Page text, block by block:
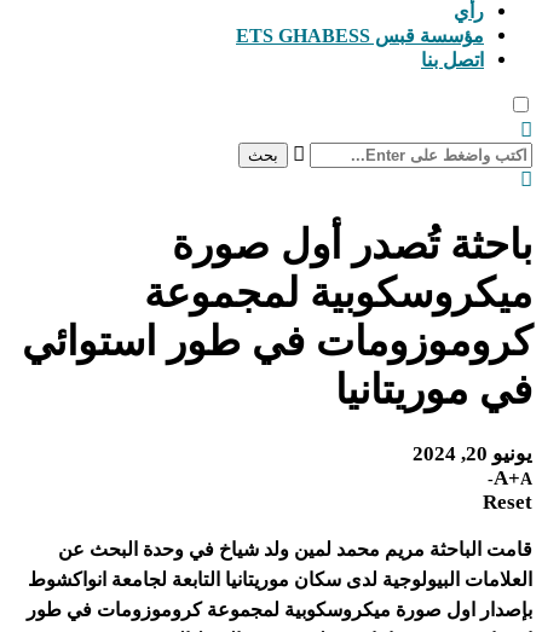
رأي
مؤسسة قبس ETS GHABESS
اتصل بنا
بحث
باحثة تُصدر أول صورة
ميكروسكوبية لمجموعة
كروموزومات في طور استوائي
في موريتانيا
يونيو 20, 2024
A+A-
Reset
قامت الباحثة مريم محمد لمين ولد شياخ في وحدة البحث عن
العلامات البيولوجية لدى سكان موريتانيا التابعة لجامعة انواكشوط
بإصدار اول صورة ميكروسكوبية لمجموعة كروموزومات في طور